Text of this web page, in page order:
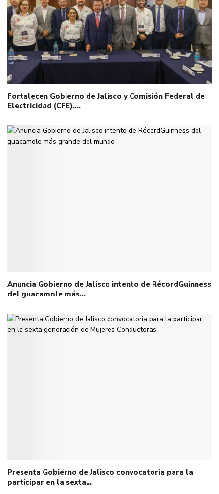
Fortalecen Gobierno de Jalisco y Comisión Federal de
Electricidad (CFE),…
Anuncia Gobierno de Jalisco intento de RécordGuinness
del guacamole más…
Presenta Gobierno de Jalisco convocatoria para la
participar en la sexta…